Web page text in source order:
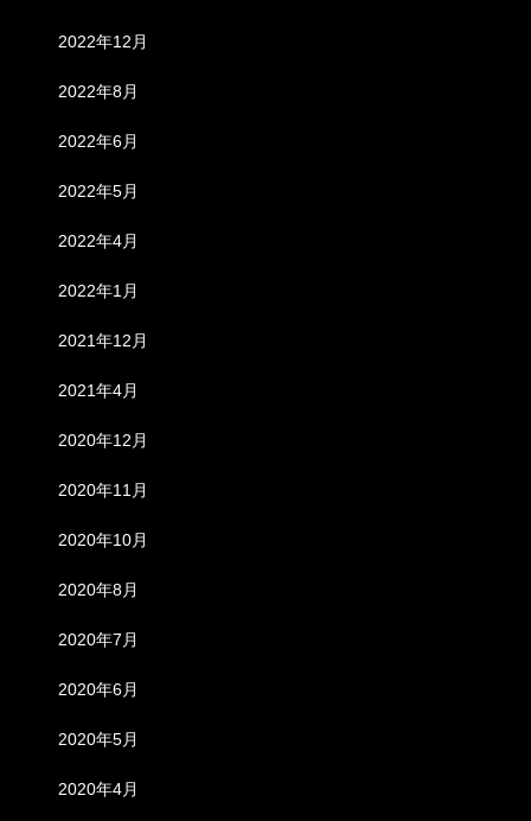
2022年12月
2022年8月
2022年6月
2022年5月
2022年4月
2022年1月
2021年12月
2021年4月
2020年12月
2020年11月
2020年10月
2020年8月
2020年7月
2020年6月
2020年5月
2020年4月